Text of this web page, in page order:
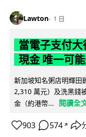
Lawton 1 日
當電子支付
現金 唯一可
新加坡知名粥店明輝田
2,310 萬元）及洗黑錢
金（約港幣...
閱讀全
903 574 ↗